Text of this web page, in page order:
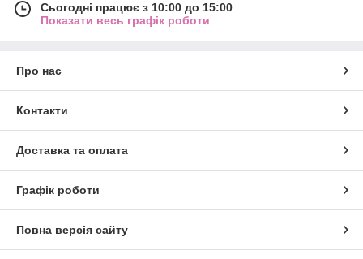
Сьогодні працює з 10:00 до 15:00
Показати весь графік роботи
Про нас
Контакти
Доставка та оплата
Графік роботи
Повна версія сайту